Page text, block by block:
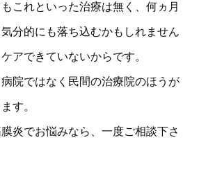
これといった治療は無く、何ヵ月
分的にも落ち込むかもしれません
アできていないからです。
院ではなく民間の治療院のほうが
す。
炎でお悩みなら、一度ご相談下さ